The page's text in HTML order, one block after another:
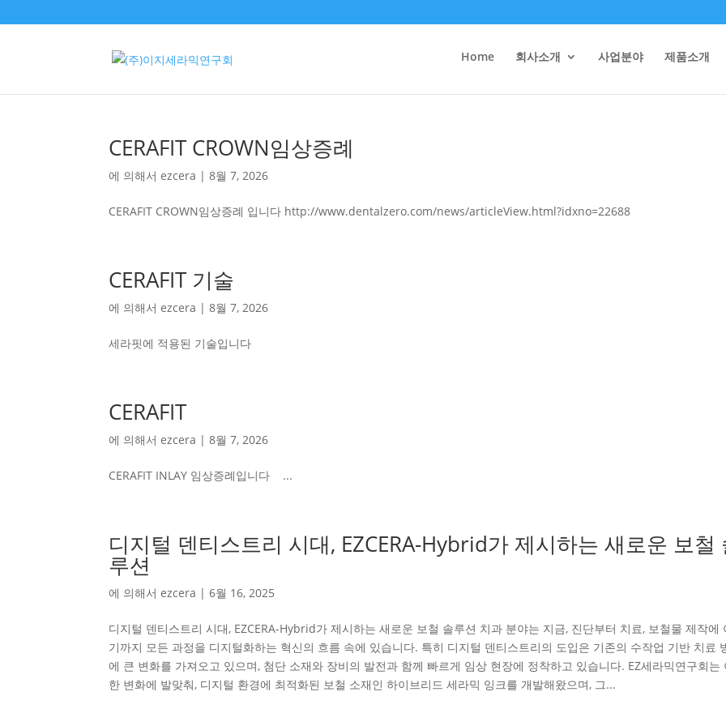
Home 회사소개 사업분야 제품소개
CERAFIT CROWN임상증례
에 의해서ezcera |8월 7, 2026
CERAFIT CROWN임상증례 입니다 http://www.dentalzero.com/news/articleView.html?idxno=22688
CERAFIT 기술
에 의해서ezcera |8월 7, 2026
세라핏에 적용된 기술입니다
CERAFIT
에 의해서ezcera |8월 7, 2026
CERAFIT INLAY 임상증례입니다 ...
디지털 덴티스트리 시대, EZCERA-Hybrid가 제시하는 새로운 보철
루션
에 의해서ezcera |6월 16, 2025
디지털 덴티스트리 시대, EZCERA-Hybrid가 제시하는 새로운 보철 솔루션 치과 분야는 지금, 진단부터 치료, 보철물 제작에
기까지 모든 과정을 디지털화하는 혁신의 흐름 속에 있습니다. 특히 디지털 덴티스트리의 도입은 기존의 수작업 기반 치료
에 큰 변화를 가져오고 있으며, 첨단 소재와 장비의 발전과 함께 빠르게 임상 현장에 정착하고 있습니다. EZ세라믹연구회는
한 변화에 발맞춰, 디지털 환경에 최적화된 보철 소재인 하이브리드 세라믹 잉크를 개발해왔으며, 그...